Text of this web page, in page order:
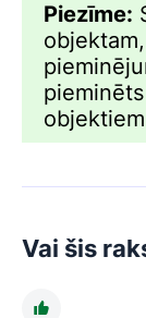
Piezīme:
Vai šis